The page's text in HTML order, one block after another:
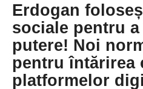
Erdogan
sociale pentru a
putere! Noi
pentru întărirea
platformelor